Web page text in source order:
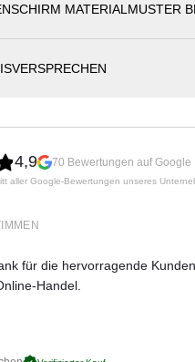
Katalog
Katalog
MATERIALMUSTER
4,9 70 Bewertungen auf Google
aller Google-Bewertungen unseres
für die hervorragende
Handel.